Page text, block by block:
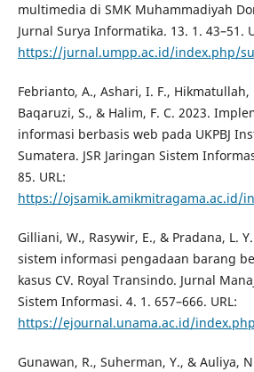
multimedia di SMK Muhammadiyah
Jurnal Surya Informatika. 13. 1. 43–51.
https://jurnal.umpp.ac.id/index.php/
Febrianto, A., Ashari, I. F., Hikmatullah,
Baqaruzi, S., & Halim, F. C. 2023.
informasi berbasis web pada UKPBJ
Sumatera. JSR Jaringan Sistem
85. URL:
https://ojsamik.amikmitragama.ac.id/
Gilliani, W., Rasywir, E., & Pradana, L.
sistem informasi pengadaan barang
kasus CV. Royal Transindo. Jurnal
Sistem Informasi. 4. 1. 657–666. URL:
https://ejournal.unama.ac.id/
Gunawan, R., Suherman, Y., & Auliya,